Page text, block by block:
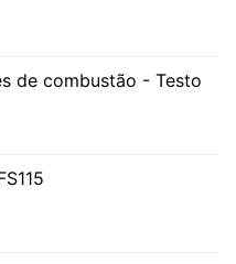
de combustão - Testo